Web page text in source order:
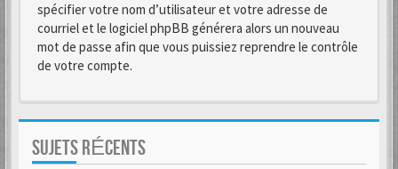
spécifier votre nom d’utilisateur et votre adresse de
courriel et le logiciel phpBB générera alors un nouveau
mot de passe afin que vous puissiez reprendre le contrôle
de votre compte.
SUJETS RÉCENTS